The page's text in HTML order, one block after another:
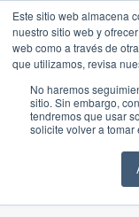
Este sitio web almacena
nuestro sitio web y
web como a través de
que utilizamos, revisa
No haremos
sitio. Sin embargo,
tendremos que usar
solicite volver a